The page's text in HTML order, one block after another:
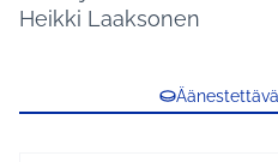
Heikki Laaksonen